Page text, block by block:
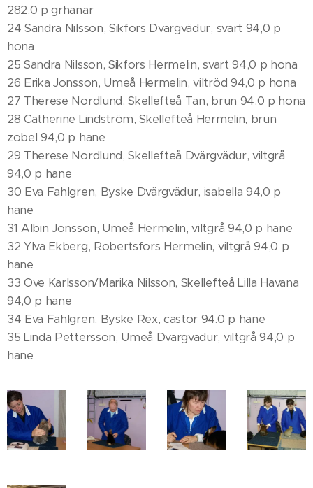
282,0 p grhanar
24 Sandra Nilsson, Sikfors Dvärgvädur, svart 94,0 p
hona
25 Sandra Nilsson, Sikfors Hermelin, svart 94,0 p hona
26 Erika Jonsson, Umeå Hermelin, viltröd 94,0 p hona
27 Therese Nordlund, Skellefteå Tan, brun 94,0 p hona
28 Catherine Lindström, Skellefteå Hermelin, brun
zobel 94,0 p hane
29 Therese Nordlund, Skellefteå Dvärgvädur, viltgrå
94,0 p hane
30 Eva Fahlgren, Byske Dvärgvädur, isabella 94,0 p
hane
31 Albin Jonsson, Umeå Hermelin, viltgrå 94,0 p hane
32 Ylva Ekberg, Robertsfors Hermelin, viltgrå 94,0 p
hane
33 Ove Karlsson/Marika Nilsson, Skellefteå Lilla Havana
94,0 p hane
34 Eva Fahlgren, Byske Rex, castor 94.0 p hane
35 Linda Pettersson, Umeå Dvärgvädur, viltgrå 94,0 p
hane